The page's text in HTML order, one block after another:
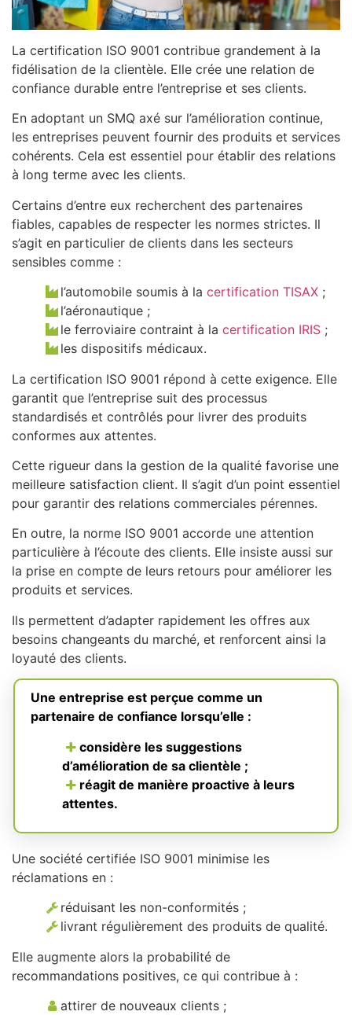
La certification ISO 9001 contribue grandement à la
fidélisation de la clientèle. Elle crée une relation de
confiance durable entre l’entreprise et ses clients.
En adoptant un SMQ axé sur l’amélioration continue,
les entreprises peuvent fournir des produits et services
cohérents. Cela est essentiel pour établir des relations
à long terme avec les clients.
Certains d’entre eux recherchent des partenaires
fiables, capables de respecter les normes strictes. Il
s’agit en particulier de clients dans les secteurs
sensibles comme :
l’automobile soumis à lacertification TISAX ;
l’aéronautique ;
le ferroviaire contraint à lacertification IRIS ;
les dispositifs médicaux.
La certification ISO 9001 répond à cette exigence. Elle
garantit que l’entreprise suit des processus
standardisés et contrôlés pour livrer des produits
conformes aux attentes.
Cette rigueur dans la gestion de la qualité favorise une
meilleure satisfaction client. Il s’agit d’un point essentiel
pour garantir des relations commerciales pérennes.
En outre, la norme ISO 9001 accorde une attention
particulière à l’écoute des clients. Elle insiste aussi sur
la prise en compte de leurs retours pour améliorer les
produits et services.
Ils permettent d’adapter rapidement les offres aux
besoins changeants du marché, et renforcent ainsi la
loyauté des clients.
Une entreprise est perçue comme un
partenaire de confiance lorsqu’elle :
considère les suggestions
d’amélioration de sa clientèle ;
réagit de manière proactive à leurs
attentes.
Une société certifiée ISO 9001 minimise les
réclamations en :
réduisant les non-conformités ;
livrant régulièrement des produits de qualité.
Elle augmente alors la probabilité de
recommandations positives, ce qui contribue à :
attirer de nouveaux clients ;